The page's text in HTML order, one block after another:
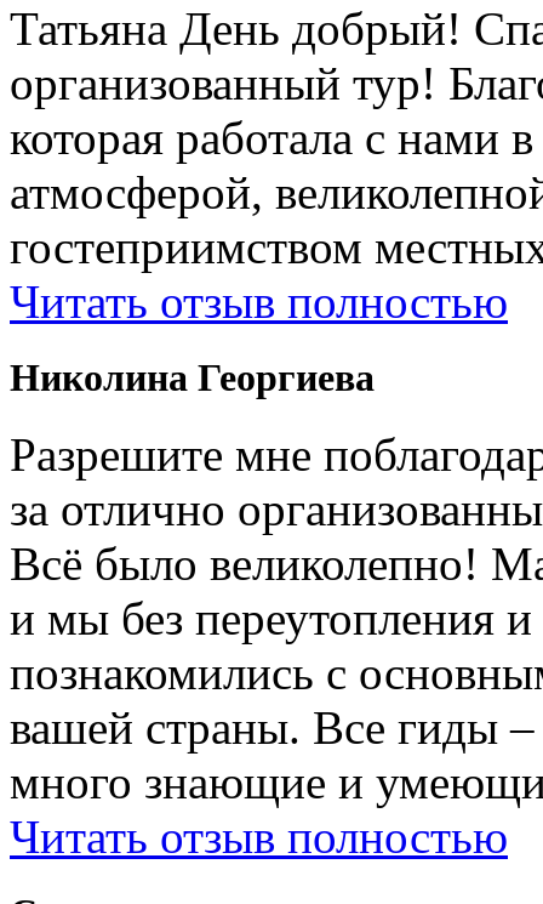
Татьяна День добрый!
организованный тур!
которая работала с нами
атмосферой,
гостеприимством
Читать отзыв полностью
Николина Георгиева
Разрешите мне
за отлично
Всë было великолепно!
и мы без переутопления
познакомились с
вашей страны. Все гиды
много знающие и
Читать отзыв полностью